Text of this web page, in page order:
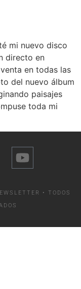
mi nuevo disco
directo en
en todas las
del nuevo álbum
paisajes
toda mi
• TODOS